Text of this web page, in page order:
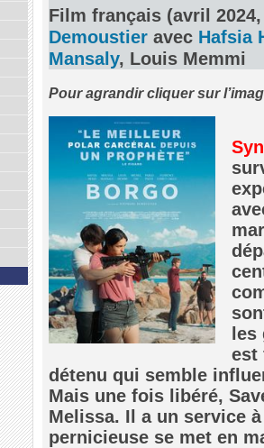
Film français (avril
Demoustieravec Hafsia
Mansaly, Louis Memmi
Pour agrandir cliquer sur
est
détenu qui semble
Mais une fois libéré,
Melissa. Il a un service
pernicieuse se met en